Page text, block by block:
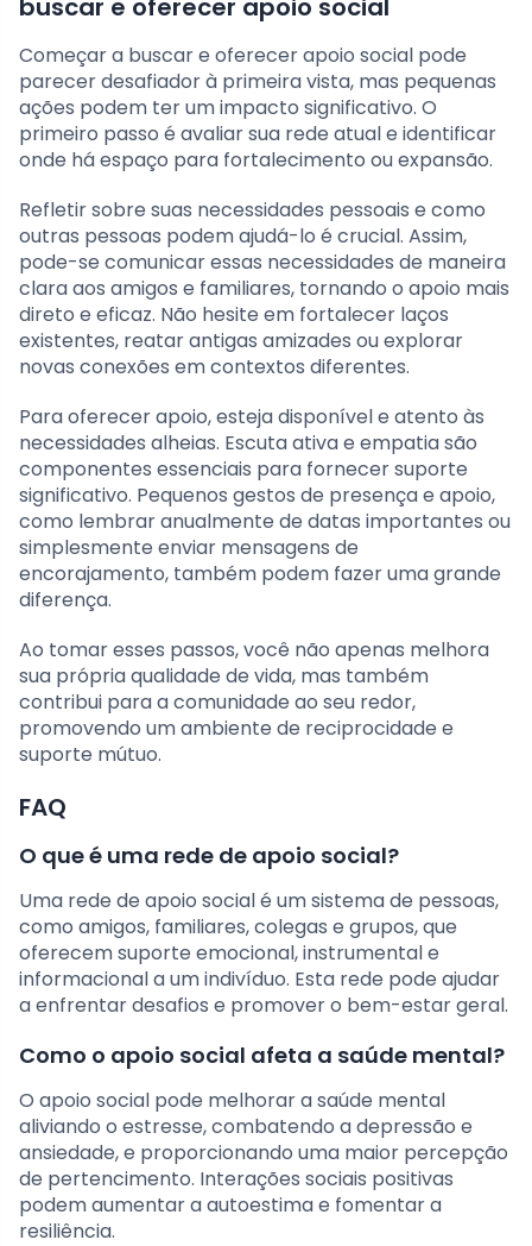
buscar e oferecer apoio social
Começar a buscar e oferecer apoio social pode
parecer desafiador à primeira vista, mas pequenas
ações podem ter um impacto significativo. O
primeiro passo é avaliar sua rede atual e identificar
onde há espaço para fortalecimento ou expansão.
Refletir sobre suas necessidades pessoais e como
outras pessoas podem ajudá-lo é crucial. Assim,
pode-se comunicar essas necessidades de maneira
clara aos amigos e familiares, tornando o apoio mais
direto e eficaz. Não hesite em fortalecer laços
existentes, reatar antigas amizades ou explorar
novas conexões em contextos diferentes.
Para oferecer apoio, esteja disponível e atento às
necessidades alheias. Escuta ativa e empatia são
componentes essenciais para fornecer suporte
significativo. Pequenos gestos de presença e apoio,
como lembrar anualmente de datas importantes ou
simplesmente enviar mensagens de
encorajamento, também podem fazer uma grande
diferença.
Ao tomar esses passos, você não apenas melhora
sua própria qualidade de vida, mas também
contribui para a comunidade ao seu redor,
promovendo um ambiente de reciprocidade e
suporte mútuo.
FAQ
O que é uma rede de apoio social?
Uma rede de apoio social é um sistema de pessoas,
como amigos, familiares, colegas e grupos, que
oferecem suporte emocional, instrumental e
informacional a um indivíduo. Esta rede pode ajudar
a enfrentar desafios e promover o bem-estar geral.
Como o apoio social afeta a saúde mental?
O apoio social pode melhorar a saúde mental
aliviando o estresse, combatendo a depressão e
ansiedade, e proporcionando uma maior percepção
de pertencimento. Interações sociais positivas
podem aumentar a autoestima e fomentar a
resiliência.